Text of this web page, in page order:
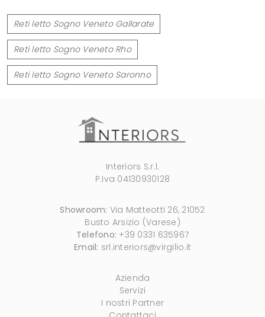
Reti letto Sogno Veneto Gallarate
Reti letto Sogno Veneto Rho
Reti letto Sogno Veneto Saronno
Interiors S.r.l.
P.Iva 04130930128
Showroom: Via Matteotti 26, 21052
Busto Arsizio (Varese)
Telefono: +39 0331 635967
Email: srl.interiors@virgilio.it
Azienda
Servizi
I nostri Partner